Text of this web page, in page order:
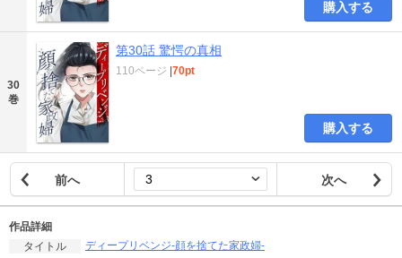
購入する
30
巻
第30話 驚愕の真相
110ページ |70pt
購入する
前へ 次へ
作品詳細
タイトル
ディープリベンジ-顔を捨てた家政婦-